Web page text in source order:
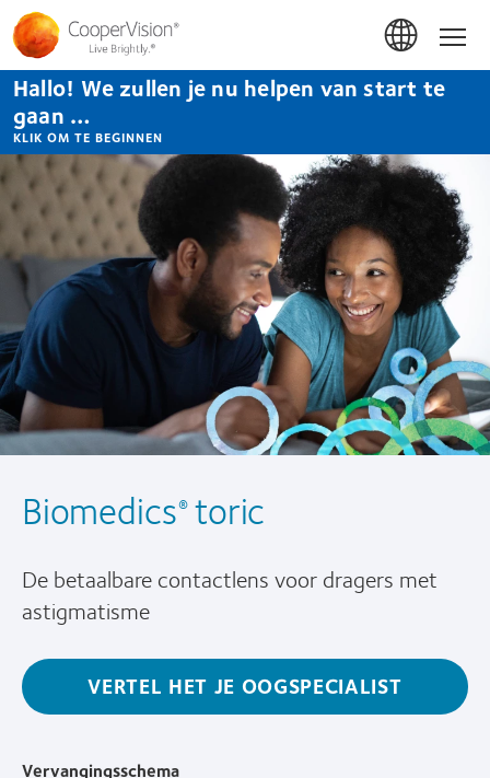
Overslaan
en
naar
de
inhoud
gaan
Hallo! We zullen je nu helpen van start te
gaan …
KLIK OM TE BEGINNEN
Biomedics®toric
De betaalbare contactlens voor dragers met
astigmatisme
VERTEL HET JE OOGSPECIALIST
Vervangingsschema